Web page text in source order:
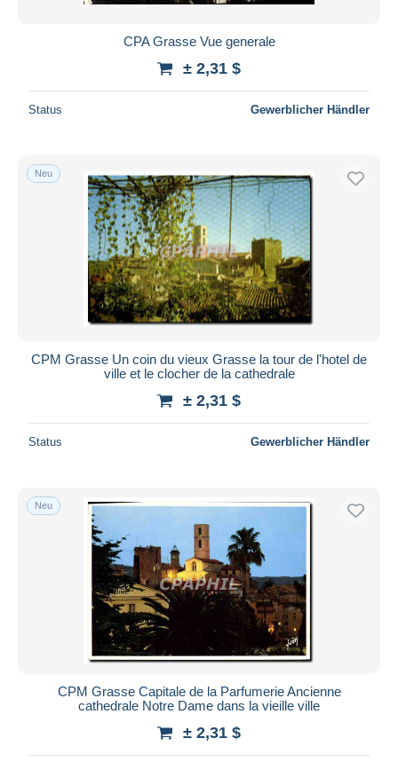
CPA Grasse Vue generale
± 2,31 $
Status Gewerblicher Händler
Neu
CPM Grasse Un coin du vieux Grasse la tour de l'hotel de
ville et le clocher de la cathedrale
± 2,31 $
Status Gewerblicher Händler
Neu
CPM Grasse Capitale de la Parfumerie Ancienne
cathedrale Notre Dame dans la vieille ville
± 2,31 $